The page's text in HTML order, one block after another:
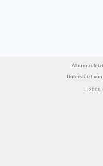
Album
Unterstützt
© 2009